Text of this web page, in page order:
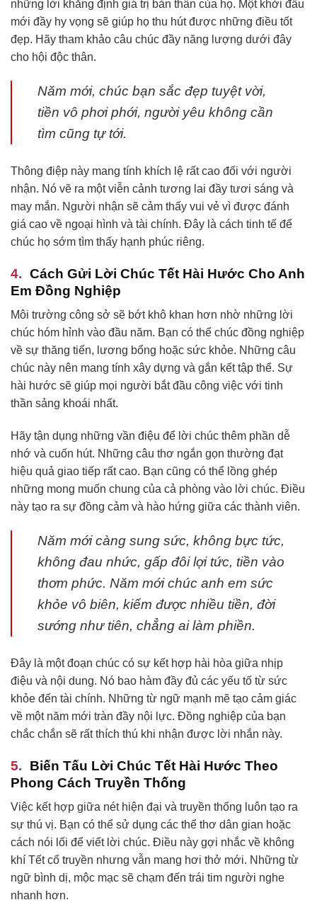
những lời khẳng định giá trị bản thân của họ. Một khởi đầu
mới đầy hy vọng sẽ giúp họ thu hút được những điều tốt
đẹp. Hãy tham khảo câu chúc đầy năng lượng dưới đây
cho hội độc thân.
Năm mới, chúc bạn sắc đẹp tuyệt vời,
tiền vô phơi phới, người yêu không cần
tìm cũng tự tới.
Thông điệp này mang tính khích lệ rất cao đối với người
nhận. Nó vẽ ra một viễn cảnh tương lai đầy tươi sáng và
may mắn. Người nhận sẽ cảm thấy vui vẻ vì được đánh
giá cao về ngoại hình và tài chính. Đây là cách tinh tế để
chúc họ sớm tìm thấy hạnh phúc riêng.
Cách Gửi Lời Chúc Tết Hài Hước Cho Anh
Em Đồng Nghiệp
Môi trường công sở sẽ bớt khô khan hơn nhờ những lời
chúc hóm hỉnh vào đầu năm. Bạn có thể chúc đồng nghiệp
về sự thăng tiến, lương bổng hoặc sức khỏe. Những câu
chúc này nên mang tính xây dựng và gắn kết tập thể. Sự
hài hước sẽ giúp mọi người bắt đầu công việc với tinh
thần sảng khoái nhất.
Hãy tận dụng những vần điệu để lời chúc thêm phần dễ
nhớ và cuốn hút. Những câu thơ ngắn gọn thường đạt
hiệu quả giao tiếp rất cao. Bạn cũng có thể lồng ghép
những mong muốn chung của cả phòng vào lời chúc. Điều
này tạo ra sự đồng cảm và hào hứng giữa các thành viên.
Năm mới càng sung sức, không bực tức,
không đau nhức, gấp đôi lợi tức, tiền vào
thơm phức. Năm mới chúc anh em sức
khỏe vô biên, kiếm được nhiều tiền, đời
sướng như tiên, chẳng ai làm phiền.
Đây là một đoạn chúc có sự kết hợp hài hòa giữa nhịp
điệu và nội dung. Nó bao hàm đầy đủ các yếu tố từ sức
khỏe đến tài chính. Những từ ngữ mạnh mẽ tạo cảm giác
về một năm mới tràn đầy nội lực. Đồng nghiệp của bạn
chắc chắn sẽ rất thích thú khi nhận được lời nhắn này.
Biến Tấu Lời Chúc Tết Hài Hước Theo
Phong Cách Truyền Thống
Việc kết hợp giữa nét hiện đại và truyền thống luôn tạo ra
sự thú vị. Bạn có thể sử dụng các thể thơ dân gian hoặc
cách nói lối để viết lời chúc. Điều này gợi nhắc về không
khí Tết cổ truyền nhưng vẫn mang hơi thở mới. Những từ
ngữ bình dị, mộc mạc sẽ chạm đến trái tim người nghe
nhanh hơn.